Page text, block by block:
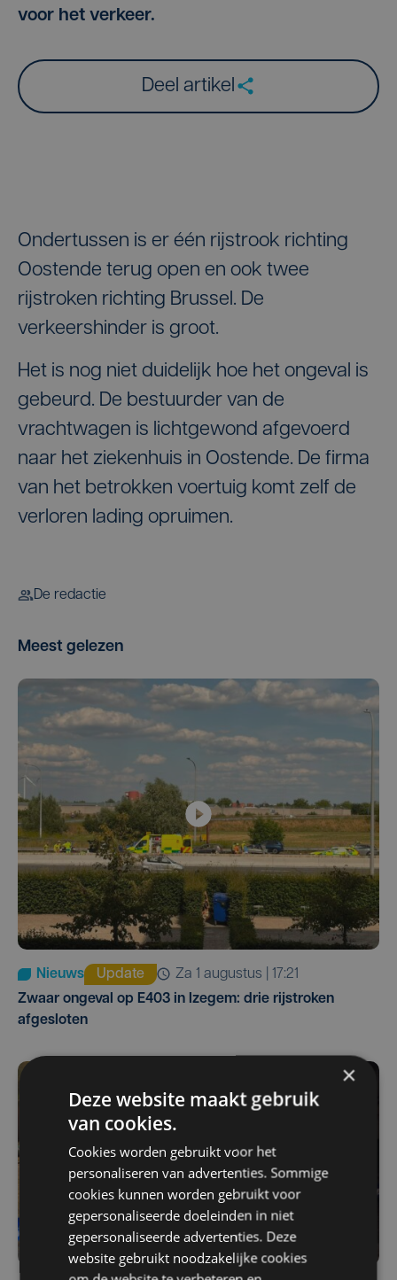
voor het verkeer.
Deel artikel
Ondertussen is er één rijstrook richting
Oostende terug open en ook twee
rijstroken richting Brussel. De
verkeershinder is groot.
Het is nog niet duidelijk hoe het ongeval is
gebeurd. De bestuurder van de
vrachtwagen is lichtgewond afgevoerd
naar het ziekenhuis in Oostende. De firma
van het betrokken voertuig komt zelf de
verloren lading opruimen.
De redactie
Meest gelezen
Nieuws Update
za 1 augustus | 17:21
Zwaar ongeval op E403 in Izegem: drie rijstroken
afgesloten
×
Deze website maakt gebruik
van cookies.
Cookies worden gebruikt voor het
personaliseren van advertenties. Sommige
cookies kunnen worden gebruikt voor
gepersonaliseerde doeleinden in niet
gepersonaliseerde advertenties. Deze
website gebruikt noodzakelijke cookies